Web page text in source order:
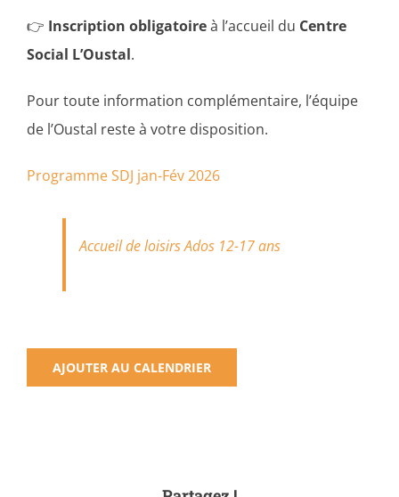
👉 Inscription obligatoireà l’accueil du Centre
Social L’Oustal.
Pour toute information complémentaire, l’équipe
de l’Oustal reste à votre disposition.
Programme SDJ jan-Fév 2026
Accueil de loisirs Ados 12-17 ans
AJOUTER AU CALENDRIER